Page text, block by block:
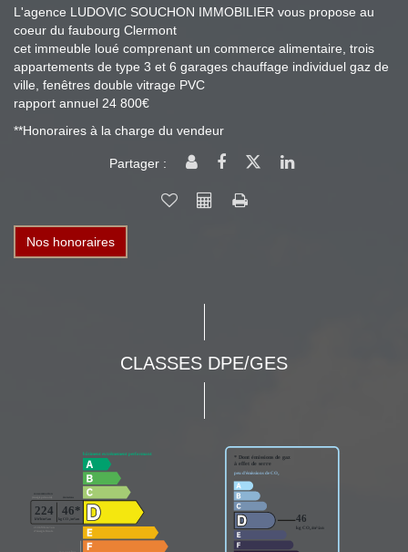
L'agence LUDOVIC SOUCHON IMMOBILIER vous propose au
coeur du faubourg Clermont
cet immeuble loué comprenant un commerce alimentaire, trois
appartements de type 3 et 6 garages chauffage individuel gaz de
ville, fenêtres double vitrage PVC
rapport annuel 24 800€
**Honoraires à la charge du vendeur
Partager :
Nos honoraires
CLASSES DPE/GES